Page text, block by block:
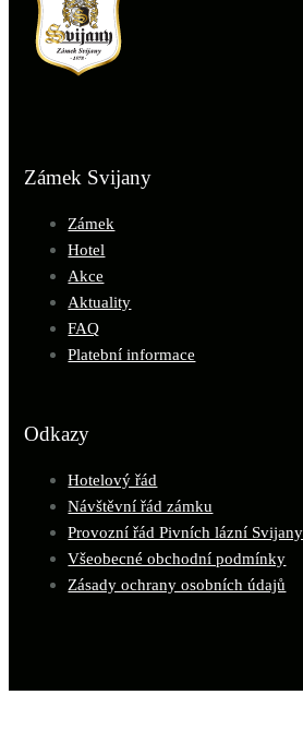
Zámek Svijany
Zámek
Hotel
Akce
Aktuality
FAQ
Platební informace
Odkazy
Hotelový řád
Návštěvní řád zámku
Provozní řád Pivních lázní Svijany
Všeobecné obchodní podmínky
Zásady ochrany osobních údajů